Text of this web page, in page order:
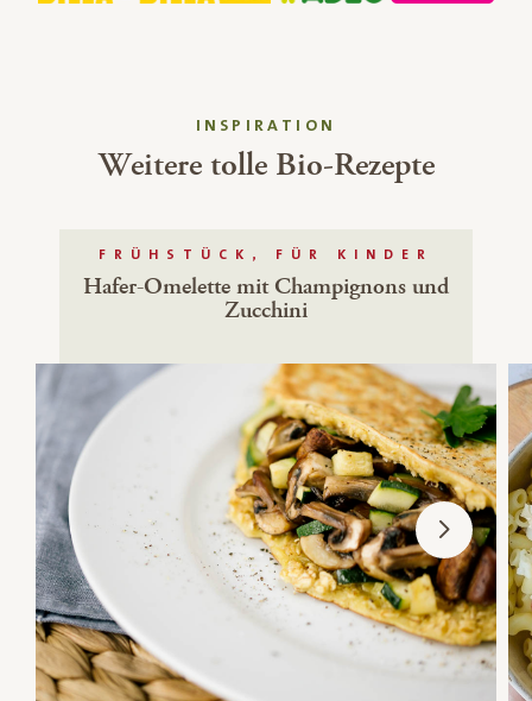
INSPIRATION
Weitere tolle Bio-Rezepte
FRÜHSTÜCK, FÜR KINDER
Hafer-Omelette mit Champignons und
Zucchini